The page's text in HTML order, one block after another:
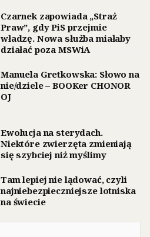
Czarnek zapowiada „Straż
Praw”, gdy PiS przejmie
władzę. Nowa służba miałaby
działać poza MSWiA
Manuela Gretkowska: Słowo na
nie/dziele – BOOKer CHONOR
OJ
Ewolucja na sterydach.
Niektóre zwierzęta zmieniają
się szybciej niż myślimy
Tam lepiej nie lądować, czyli
najniebezpieczniejsze lotniska
na świecie